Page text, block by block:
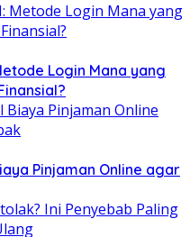
Login Mana yang
Pinjaman Online agar